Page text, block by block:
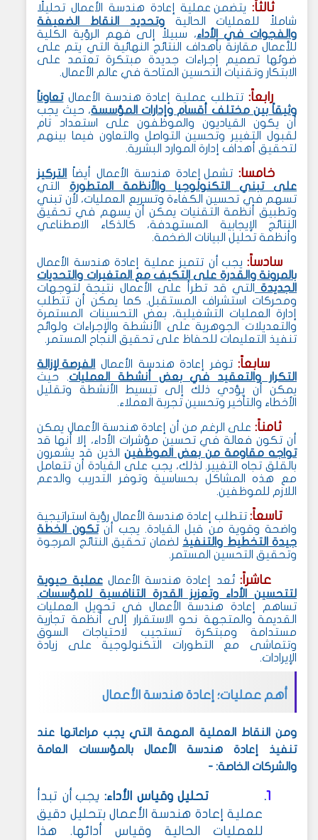
ثالثاً: يتضمن عملية إعادة هندسة الأعمال تحليلًا
شاملاً للعمليات الحاليةوتحديد النقاط الضعيفة
والفجوات في الأداء، سبيلاً إلى فهم الرؤية الكلية
للأعمال مقارنة بأهداف النتائج النهائية التي يتم على
ضوئها تصميم إجراءات جديدة مبتكرة تعتمد على
الابتكار وتقنيات التحسين المتاحة في عالم الأعمال.
رابعاً: تتطلب عملية إعادة هندسة الأعمالتعاوناً
وثيقاً بين مختلف أقسام وإدارات المؤسسة، حيث يجب
أن يكون القياديون والموظفون على استعداد تام
لقبول التغيير وتحسين التواصل والتعاون فيما بينهم
لتحقيق أهداف إدارة الموارد البشرية.
خامسا: تشمل إعادة هندسة الأعمال أيضاً
التركيز
على تبني التكنولوجيا والأنظمة المتطورة التي
تسهم في تحسين الكفاءة وتسريع العمليات، لأن تبني
وتطبيق أنظمة التقنيات يمكن أن يسهم في تحقيق
النتائج الإيجابية المستهدفة، كالذكاء الاصطناعي
وأنظمة تحليل البيانات الضخمة.
سادساً: يجب أن تتميز عملية إعادة هندسة الأعمال
بالمرونة والقدرة على التكيف مع المتغيرات والتحديات
الجديدة
التي قد تطرأ على الأعمال نتيجة لتوجهات
ومحركات استشراف المستقبل. كما يمكن أن تتطلب
إدارة العمليات التشغيلية، بعض التحسينات المستمرة
والتعديلات الجوهرية على الأنشطة والإجراءات ولوائح
تنفيذ التعليمات للحفاظ على تحقيق النجاح المستمر.
سابعاً: توفر إعادة هندسة الأعمال
الفرصة لإزالة
التكرار والتعقيد في بعض أنشطة العمليات. حيث
يمكن أن يؤدي ذلك إلى تبسيط الأنشطة وتقليل
الأخطاء والتأخير وتحسين تجربة العملاء.
ثامناً: على الرغم من أن إعادة هندسة الأعمال يمكن
أن تكون فعالة في تحسين مؤشرات الأداء، إلا أنها قد
تواجه مقاومة من بعض الموظفين الذين قد يشعرون
بالقلق تجاه التغيير. لذلك، يجب على القيادة أن تتعامل
مع هذه المشاكل بحساسية وتوفر التدريب والدعم
اللازم للموظفين.
تاسعاً: تتطلب إعادة هندسة الأعمال رؤية استراتيجية
واضحة وقوية من قبل القيادة. يجب أنتكون الخطة
جيدة التخطيط والتنفيذ لضمان تحقيق النتائج المرجوة
وتحقيق التحسين المستمر.
عاشراً: تُعد إعادة هندسة الأعمالعملية حيوية
لتتحسين الأداء وتعزيز القدرة التنافسية للمؤسسات.
تساهم إعادة هندسة الأعمال في تحويل العمليات
القديمة والمتجهة نحو الاستقرار إلى أنظمة تجارية
مستدامة ومبتكرة تستجيب لاحتياجات السوق
وتتماشى مع التطورات التكنولوجية على زيادة
الإيرادات.
أهم عمليات؛ إعادة هندسة الأعمال
ومن النقاط العملية المهمة التي يجب مراعاتها عند
تنفيذ إعادة هندسة الأعمال بالمؤسسات العامة
والشركات الخاصة:
-
1
. تحليل وقياس الأداء: يجب أن تبدأ
عملية إعادة هندسة الأعمال بتحليل دقيق
للعمليات الحالية وقياس أدائها. هذا